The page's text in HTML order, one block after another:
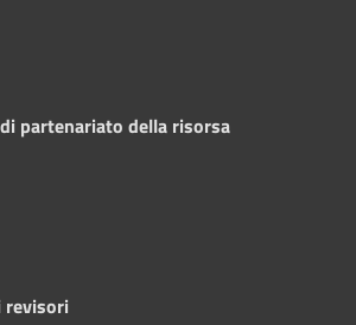
partenariato della risorsa
revisori